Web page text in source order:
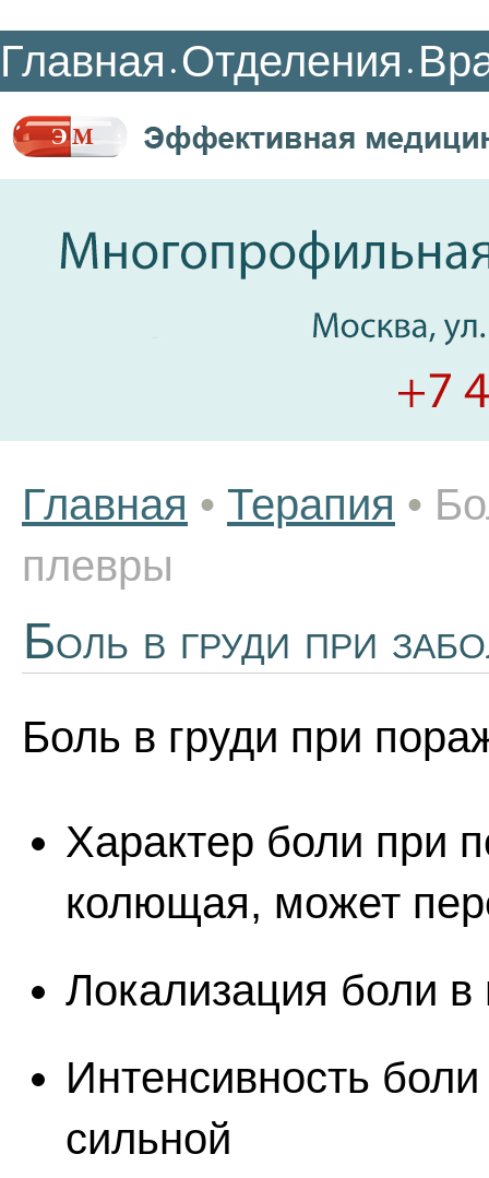
Главная • Отделения •
Главная • Терапия •
плевры
Боль в груди при
Боль в груди при
Характер боли при
колющая, может
Локализация боли в
Интенсивность
сильной